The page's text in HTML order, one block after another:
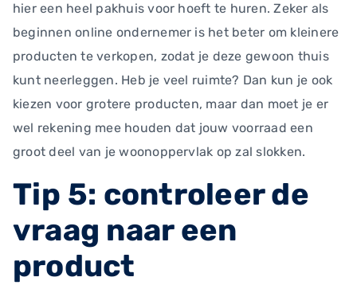
hier een heel pakhuis voor hoeft te huren. Zeker als
beginnen online ondernemer is het beter om kleinere
producten te verkopen, zodat je deze gewoon thuis
kunt neerleggen. Heb je veel ruimte? Dan kun je ook
kiezen voor grotere producten, maar dan moet je er
wel rekening mee houden dat jouw voorraad een
groot deel van je woonoppervlak op zal slokken.
Tip 5: controleer de
vraag naar een
product